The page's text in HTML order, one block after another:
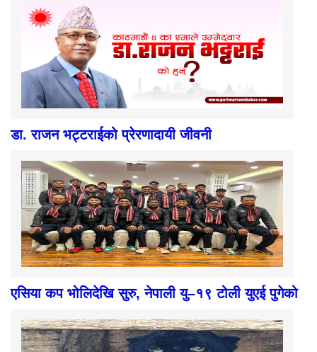
डा. राजन भट्टराईको प्रेरणादायी जीवनी
एसिया कप भोलिदेखि सुरु, नेपाली यु–१९ टोली युएई पुगेको